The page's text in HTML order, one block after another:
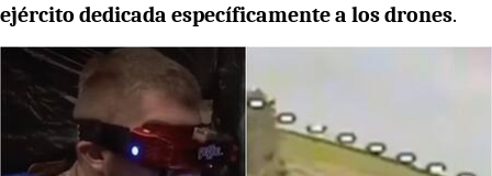
ejército dedicada específicamente a los drones.